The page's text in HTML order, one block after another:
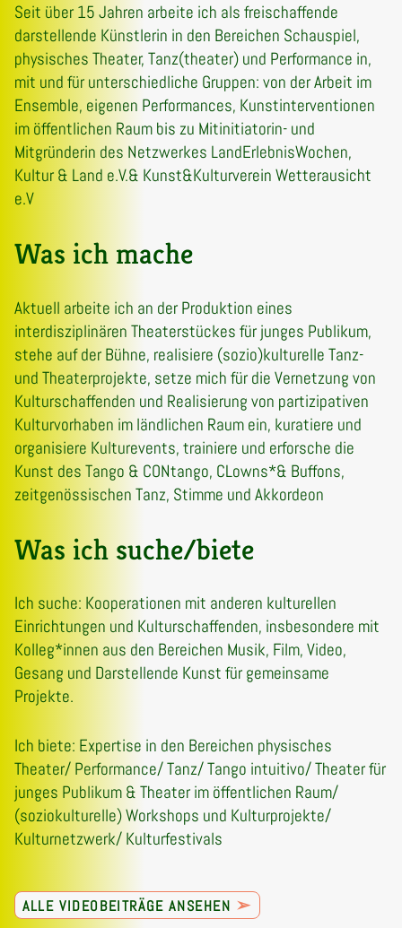
Seit über 15 Jahren arbeite ich als freischaffende
darstellende Künstlerin in den Bereichen Schauspiel,
physisches Theater, Tanz(theater) und Performance in,
mit und für unterschiedliche Gruppen: von der Arbeit im
Ensemble, eigenen Performances, Kunstinterventionen
im öffentlichen Raum bis zu Mitinitiatorin- und
Mitgründerin des Netzwerkes LandErlebnisWochen,
Kultur & Land e.V.& Kunst&Kulturverein Wetterausicht
e.V
Was ich mache
Aktuell arbeite ich an der Produktion eines
interdisziplinären Theaterstückes für junges Publikum,
stehe auf der Bühne, realisiere (sozio)kulturelle Tanz-
und Theaterprojekte, setze mich für die Vernetzung von
Kulturschaffenden und Realisierung von partizipativen
Kulturvorhaben im ländlichen Raum ein, kuratiere und
organisiere Kulturevents, trainiere und erforsche die
Kunst des Tango & CONtango, CLowns*& Buffons,
zeitgenössischen Tanz, Stimme und Akkordeon
Was ich suche/biete
Ich suche: Kooperationen mit anderen kulturellen
Einrichtungen und Kulturschaffenden, insbesondere mit
Kolleg*innen aus den Bereichen Musik, Film, Video,
Gesang und Darstellende Kunst für gemeinsame
Projekte.
Ich biete: Expertise in den Bereichen physisches
Theater/ Performance/ Tanz/ Tango intuitivo/ Theater für
junges Publikum & Theater im öffentlichen Raum/
(soziokulturelle) Workshops und Kulturprojekte/
Kulturnetzwerk/ Kulturfestivals
ALLE VIDEOBEITRÄGE ANSEHEN ➢